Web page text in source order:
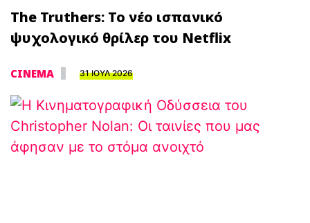
The Truthers: Το νέο ισπανικό
ψυχολογικό θρίλερ του Netflix
CINEMA 31 ΙΟΥΛ 2026